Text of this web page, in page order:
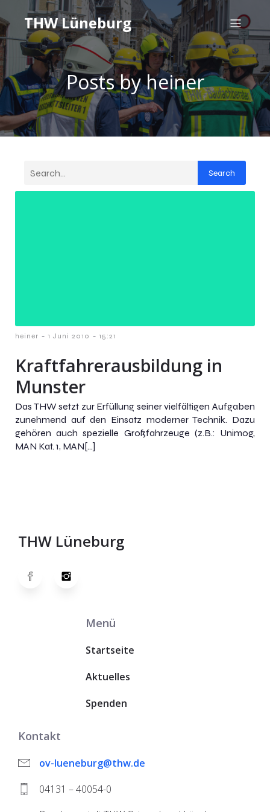
THW Lüneburg
Posts byheiner
Search
heiner - 1 Juni 2010 - 15:21
Kraftfahrerausbildung in
Munster
Das THW setzt zur Erfüllung seiner vielfältigen Aufgaben
zunehmend auf den Einsatz moderner Technik. Dazu
gehören auch spezielle Großfahrzeuge (z.B.: Unimog,
MAN Kat. 1, MAN[…]
THW Lüneburg
Menü
Startseite
Aktuelles
Spenden
Kontakt
ov-lueneburg@thw.de
04131 – 40054-0